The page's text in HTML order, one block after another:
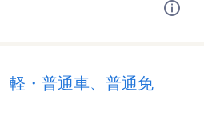
軽・普通車、普通免